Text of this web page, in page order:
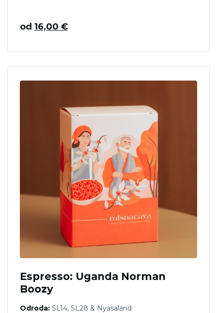
od 16,00 €
Espresso: Uganda Norman
Boozy
Odroda: SL14, SL28 & Nyasaland